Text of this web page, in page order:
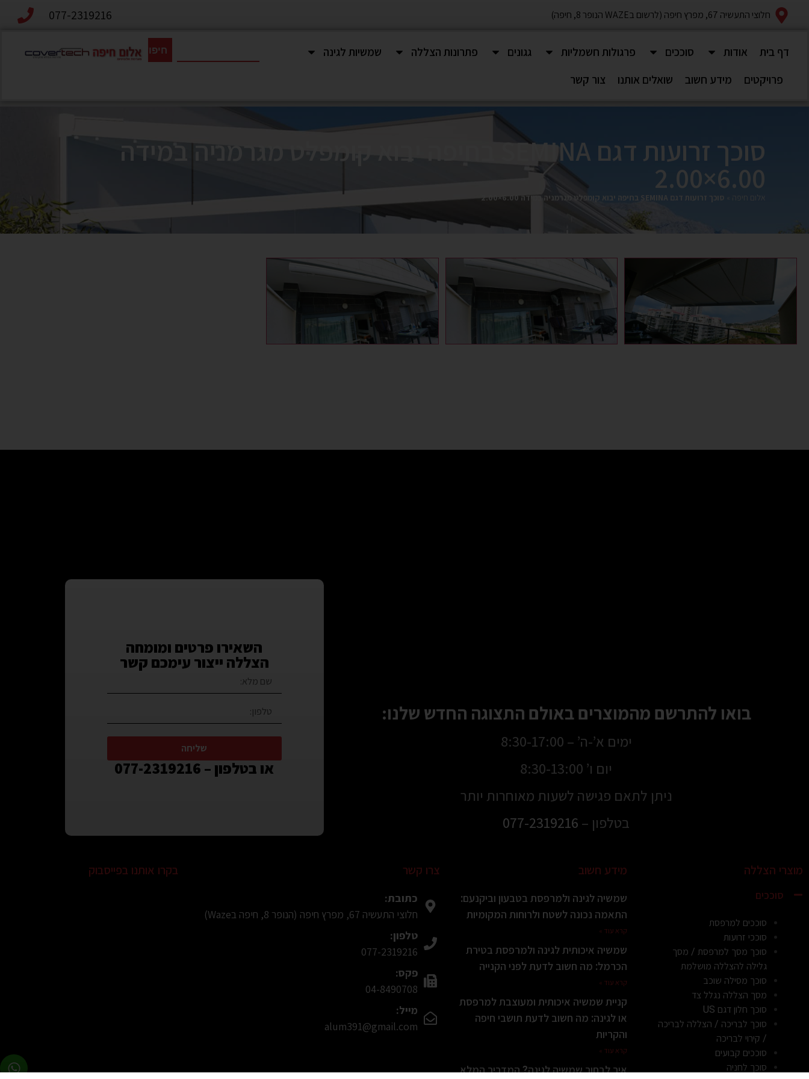
חלוצי התעשיה 67, מפרץ חיפה (לרשום בWAZE הנופר 8, חיפה) 077-2319216
דף בית אודות סוככים פרגולות חשמליות גגונים פתרונות הצללה
שמשיות לגינה
פרויקטים
מידע חשוב שואלים אותנו צור קשר
חיפוש
סוכך זרועות דגם SEMINA בחיפה יבוא קומפלט מגרמניה במידה
6.00×2.00‎
אלום חיפה סוכך זרועות דגם SEMINA בחיפה יבוא קומפלט מגרמניה במידה 6.00×2.00‎
בואו להתרשם מהמוצרים באולם התצוגה החדש שלנו:
ימים א’-ה’ – 8:30-17:00
יום ו’ 8:30-13:00
ניתן לתאם פגישה לשעות מאוחרות יותר
בטלפון – 077-2319216
השאירו פרטים ומומחה
הצללה ייצור עימכם קשר
שליחה
או בטלפון – 077-2319216
מוצרי הצללה
סוככים
סוככים למרפסת
סוככי זרועות
סוכך מסך למרפסת / מסך
גלילה להצללה מושלמת
סוכך מסילה שוכב
מסך הצללה נגלל צד
סוכך חלון דגם US
סוכך לבריכה / הצללה לבריכה
/ קירוי לבריכה
סוככים קבועים
סוכך לחניה
מידע חשוב
שמשיה לגינה ולמרפסת בטבעון וביקנעם:
התאמה נכונה לשטח ולרוחות המקומיות
קרא עוד »
שמשיה איכותית לגינה ולמרפסת בטירת
הכרמל: מה חשוב לדעת לפני הקנייה
קרא עוד »
קניית שמשיה איכותית ומעוצבת למרפסת
או לגינה: מה חשוב לדעת תושבי חיפה
והקריות
קרא עוד »
איך לבחור שמשיה לגינה? המדריך המלא
צרו קשר
כתובת:
חלוצי התעשיה 67, מפרץ חיפה (הנופר 8, חיפה בWaze)
טלפון:
077-2319216
פקס:
04-8490708
מייל:
alum391@gmail.com
בקרו אותנו בפייסבוק